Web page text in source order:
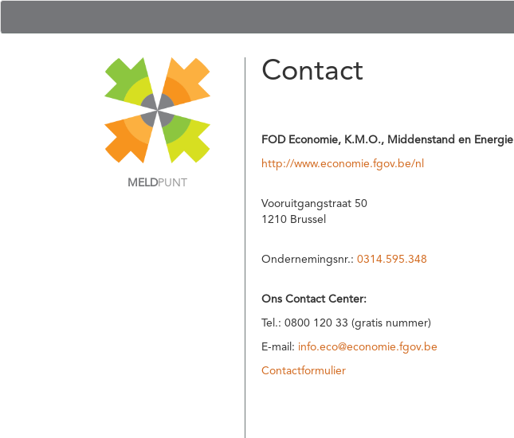
MELDPUNT
Contact
FOD Economie, K.M.O., Middenstand en Energie
http://www.economie.fgov.be/nl
Vooruitgangstraat 50
1210 Brussel
Ondernemingsnr.: 0314.595.348
Ons Contact Center:
Tel.: 0800 120 33 (gratis nummer)
E-mail: info.eco@economie.fgov.be
Contactformulier